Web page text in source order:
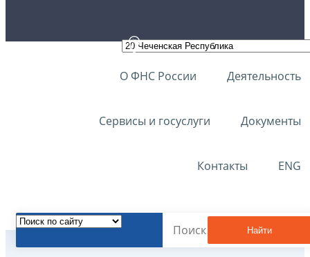
О ФНС России Деятельность
Сервисы и госуслуги Документы
Контакты ENG
Найти